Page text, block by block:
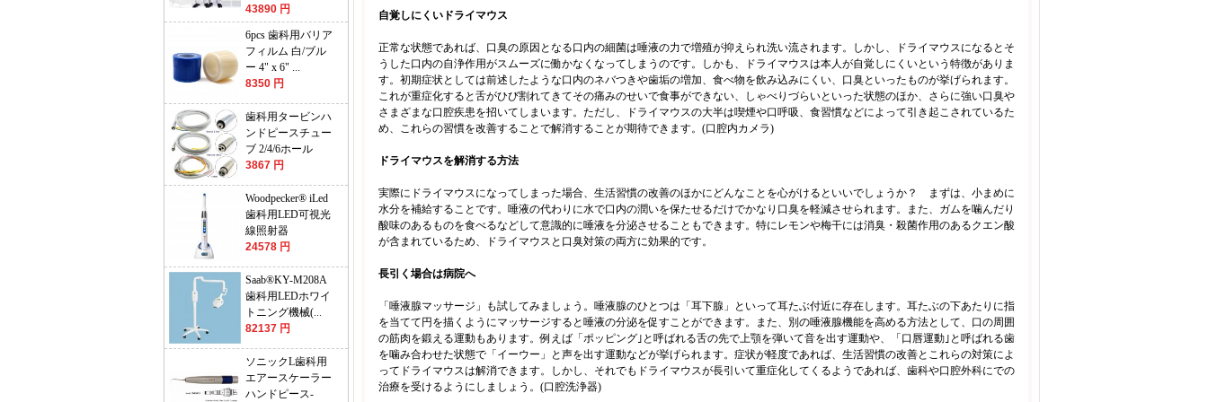
43890 円
6pcs 歯科用バリア
フィルム 白/ブル
ー 4" x 6" ...
8350 円
歯科用タービンハ
ンドピースチュー
ブ 2/4/6ホール
3867 円
Woodpecker® iLed
歯科用LED可視光
線照射器
24578 円
Saab®KY-M208A
歯科用LEDホワイ
トニング機械(...
82137 円
ソニックL歯科用
エアースケーラー
ハンドピース-
自覚しにくいドライマウス
正常な状態であれば、口臭の原因となる口内の細菌は唾液の力で増殖が抑えられ洗い流されます。しかし、ドライマウスになるとそ
うした口内の自浄作用がスムーズに働かなくなってしまうのです。しかも、ドライマウスは本人が自覚しにくいという特徴がありま
す。初期症状としては前述したような口内のネバつきや歯垢の増加、食べ物を飲み込みにくい、口臭といったものが挙げられます。
これが重症化すると舌がひび割れてきてその痛みのせいで食事ができない、しゃべりづらいといった状態のほか、さらに強い口臭や
さまざまな口腔疾患を招いてしまいます。ただし、ドライマウスの大半は喫煙や口呼吸、食習慣などによって引き起こされているた
め、これらの習慣を改善することで解消することが期待できます。(口腔内カメラ)
ドライマウスを解消する方法
実際にドライマウスになってしまった場合、生活習慣の改善のほかにどんなことを心がけるといいでしょうか？ まずは、小まめに
水分を補給することです。唾液の代わりに水で口内の潤いを保たせるだけでかなり口臭を軽減させられます。また、ガムを噛んだり
酸味のあるものを食べるなどして意識的に唾液を分泌させることもできます。特にレモンや梅干には消臭・殺菌作用のあるクエン酸
が含まれているため、ドライマウスと口臭対策の両方に効果的です。
長引く場合は病院へ
「唾液腺マッサージ」も試してみましょう。唾液腺のひとつは「耳下腺」といって耳たぶ付近に存在します。耳たぶの下あたりに指
を当てて円を描くようにマッサージすると唾液の分泌を促すことができます。また、別の唾液腺機能を高める方法として、口の周囲
の筋肉を鍛える運動もあります。例えば「ポッピング｣と呼ばれる舌の先で上顎を弾いて音を出す運動や、「口唇運動｣と呼ばれる歯
を噛み合わせた状態で「イーウー」と声を出す運動などが挙げられます。症状が軽度であれば、生活習慣の改善とこれらの対策によ
ってドライマウスは解消できます。しかし、それでもドライマウスが長引いて重症化してくるようであれば、歯科や口腔外科にでの
治療を受けるようにしましょう。(口腔洗浄器)